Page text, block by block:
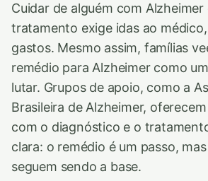
Cuidar de alguém com Alzheimer
tratamento exige idas ao
gastos. Mesmo assim, famílias
remédio para Alzheimer como
lutar. Grupos de apoio, como a
Brasileira de Alzheimer,
com o diagnóstico e o
clara: o remédio é um passo,
seguem sendo a base.